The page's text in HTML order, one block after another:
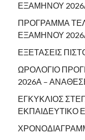
ΕΞΑΜΗΝΟΥ
ΠΡΟΓΡΑΜΜΑ
ΕΞΑΜΗΝΟΥ
ΕΞΕΤΑΣΕΙΣ
ΩΡΟΛΟΓΙΟ
2026Α –
ΕΓΚΥΚΛΙΟΣ
ΕΚΠΑΙΔΕΥΤΙΚΟ